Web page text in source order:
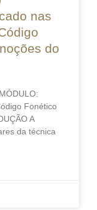
nas
do
Fonético
A
da técnica